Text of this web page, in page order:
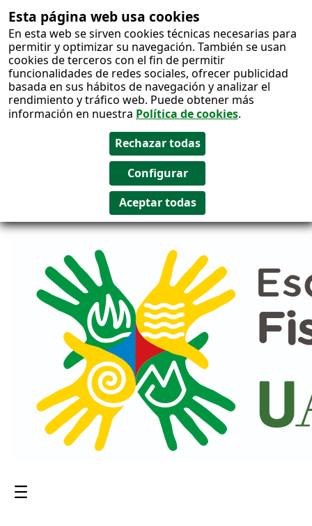
Esta página web usa cookies
En esta web se sirven cookies técnicas necesarias para
permitir y optimizar su navegación. También se usan
cookies de terceros con el fin de permitir
funcionalidades de redes sociales, ofrecer publicidad
basada en sus hábitos de navegación y analizar el
rendimiento y tráfico web. Puede obtener más
información en nuestra Política de cookies.
Salto al
contenido